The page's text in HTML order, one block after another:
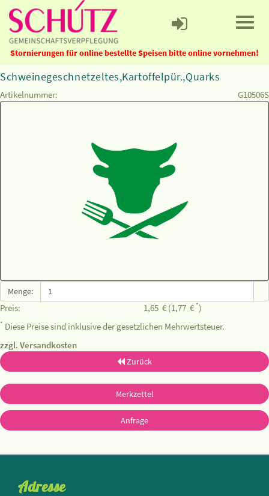
Stornierungen für online bestellte Speisen bitte online vornehmen!
Schweinegeschnetzeltes,Kartoffelpür.,Quarks
Artikelnummer: G10506S
Menge:
Preis: 1,65 € (1,77 € *)
* Diese Preise sind inklusive der gesetzlichen Mehrwertsteuer.
zzgl. Versandkosten
Zurück
Merkzettel
Anfrage
Adresse